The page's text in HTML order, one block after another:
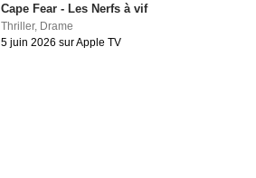
Cape Fear - Les Nerfs à vif
Thriller, Drame
5 juin 2026 sur Apple TV